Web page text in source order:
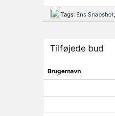
Tags: Ens Snapshot,
Tilføjede bud
Brugernavn